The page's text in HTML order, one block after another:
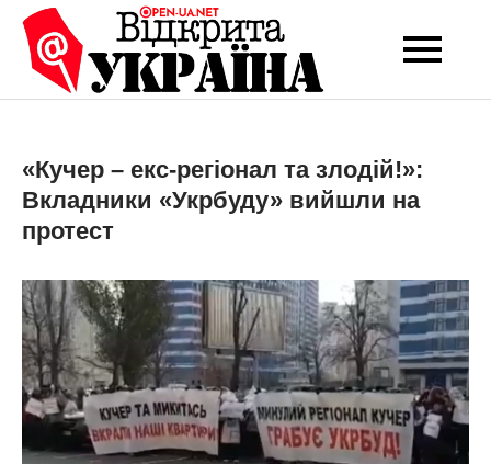
Перейти
вмісту
Open-UA
NET
Це ваше надійне
експертних думок
«Кучер – екс-регіонал та злодій!»:
Вкладники «Укрбуду» вийшли на
протест